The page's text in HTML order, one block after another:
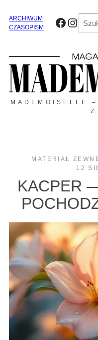
treściARCHIWUM
CZASOPISM
MADEMOISELLE
Z
MATERIAŁ
12
KACPER